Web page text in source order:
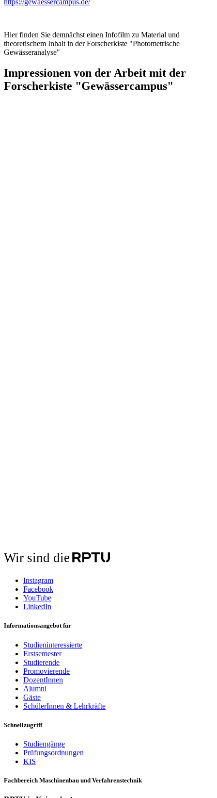
https://gewaessercampus.de/
Hier finden Sie demnächst einen Infofilm zu Material und
theoretischem Inhalt in der Forscherkiste "Photometrische
Gewässeranalyse"
Impressionen von der Arbeit mit der
Forscherkiste "Gewässercampus"
Wir sind die
Instagram
Facebook
YouTube
LinkedIn
Informationsangebot für
Studieninteressierte
Erstsemester
Studierende
Promovierende
DozentInnen
Alumni
Gäste
SchülerInnen & Lehrkräfte
Schnellzugriff
Studiengänge
Prüfungsordnungen
KIS
Fachbereich Maschinenbau und Verfahrenstechnik